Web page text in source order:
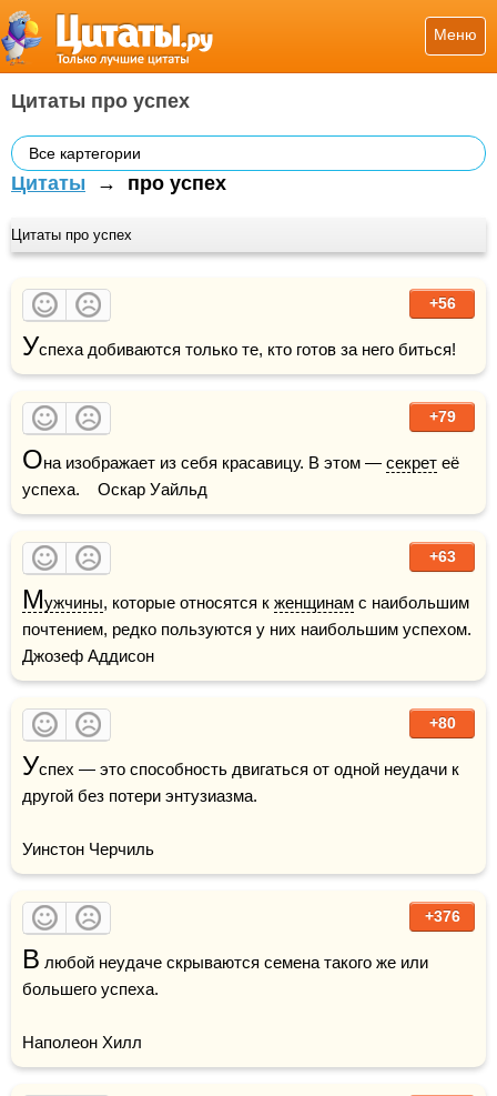
Меню
Цитаты про успех
Все картегории
Цитаты → про успех
Цитаты про успех
+56
Успеха добиваются только те, кто готов за него биться!
+79
Она изображает из себя красавицу. В этом — секрет её
успеха.    Оскар Уайльд
+63
Мужчины, которые относятся к женщинам с наибольшим
почтением, редко пользуются у них наибольшим успехом.
Джозеф Аддисон
+80
Успех — это способность двигаться от одной неудачи к
другой без потери энтузиазма.
Уинстон Черчиль
+376
В любой неудаче скрываются семена такого же или
большего успеха.
Наполеон Хилл